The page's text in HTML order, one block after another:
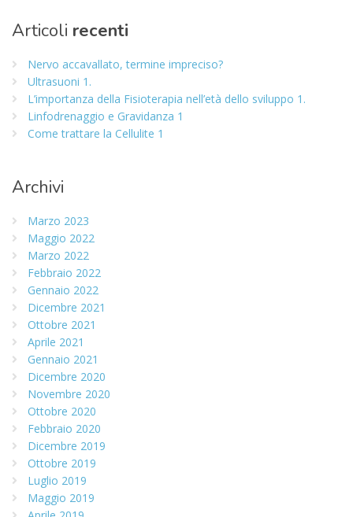
Articoli recenti
Nervo accavallato, termine impreciso?
Ultrasuoni 1.
L’importanza della Fisioterapia nell’età dello sviluppo 1.
Linfodrenaggio e Gravidanza 1
Come trattare la Cellulite 1
Archivi
Marzo 2023
Maggio 2022
Marzo 2022
Febbraio 2022
Gennaio 2022
Dicembre 2021
Ottobre 2021
Aprile 2021
Gennaio 2021
Dicembre 2020
Novembre 2020
Ottobre 2020
Febbraio 2020
Dicembre 2019
Ottobre 2019
Luglio 2019
Maggio 2019